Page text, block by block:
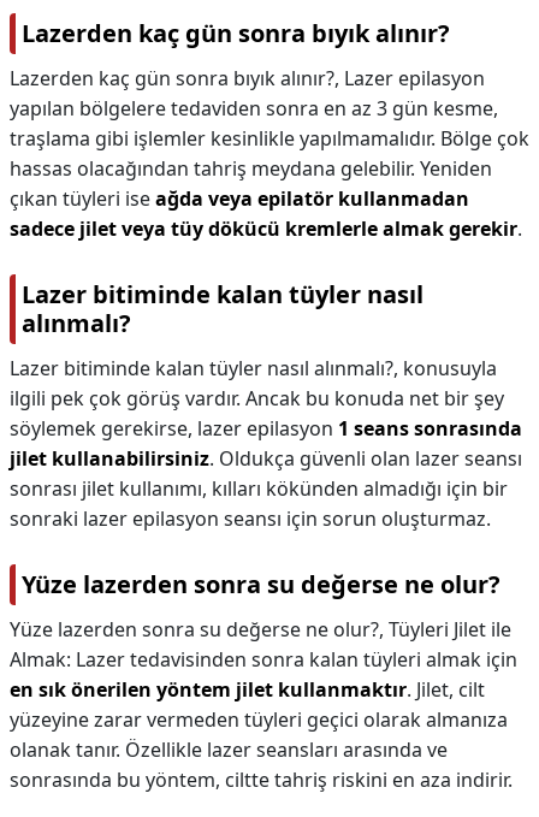
Lazerden kaç gün sonra bıyık alınır?
Lazerden kaç gün sonra bıyık alınır?, Lazer epilasyon
yapılan bölgelere tedaviden sonra en az 3 gün kesme,
traşlama gibi işlemler kesinlikle yapılmamalıdır. Bölge çok
hassas olacağından tahriş meydana gelebilir. Yeniden
çıkan tüyleri iseağda veya epilatör kullanmadan
sadece jilet veya tüy dökücü kremlerle almak gerekir.
Lazer bitiminde kalan tüyler nasıl
alınmalı?
Lazer bitiminde kalan tüyler nasıl alınmalı?, konusuyla
ilgili pek çok görüş vardır. Ancak bu konuda net bir şey
söylemek gerekirse, lazer epilasyon 1 seans sonrasında
jilet kullanabilirsiniz. Oldukça güvenli olan lazer seansı
sonrası jilet kullanımı, kılları kökünden almadığı için bir
sonraki lazer epilasyon seansı için sorun oluşturmaz.
Yüze lazerden sonra su değerse ne olur?
Yüze lazerden sonra su değerse ne olur?, Tüyleri Jilet ile
Almak: Lazer tedavisinden sonra kalan tüyleri almak için
en sık önerilen yöntem jilet kullanmaktır. Jilet, cilt
yüzeyine zarar vermeden tüyleri geçici olarak almanıza
olanak tanır. Özellikle lazer seansları arasında ve
sonrasında bu yöntem, ciltte tahriş riskini en aza indirir.